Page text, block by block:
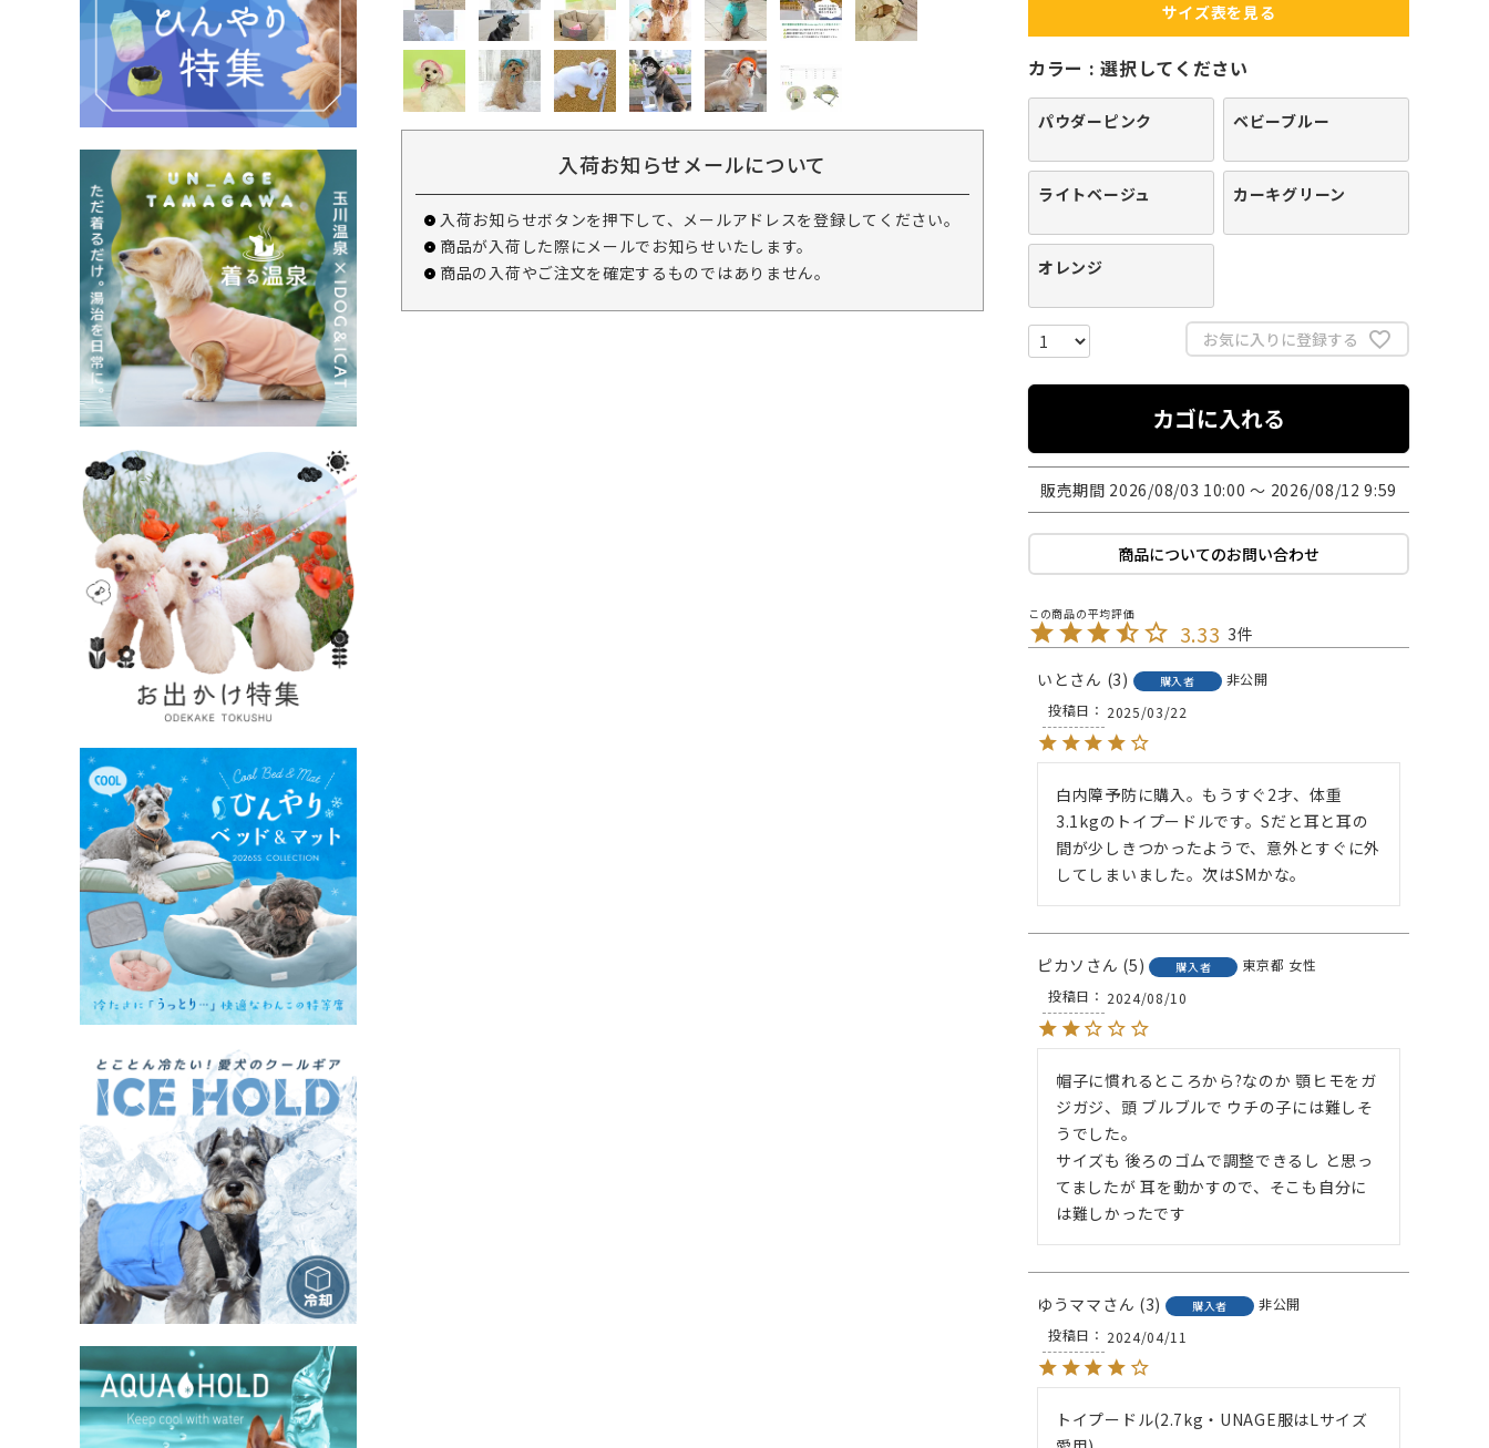
入荷お知らせメールについて
入荷お知らせボタンを押下して、メールアドレスを登録してください。
商品が入荷した際にメールでお知らせいたします。
商品の入荷やご注文を確定するものではありません。
サイズ表を見る
カラー 選択してください
パウダーピンク ベビーブルー
ライトベージュ カーキグリーン
オレンジ
お気に入りに登録する
カゴに入れる
販売期間 2026/08/03 10:00〜 2026/08/12 9:59
商品についてのお問い合わせ
3.33 3
いと 3 購入者
非公開
投稿日
2025/03/22
白内障予防に購入。もうすぐ2才、体重
3.1kgのトイプードルです。Sだと耳と耳の
間が少しきつかったようで、意外とすぐに外
してしまいました。次はSMかな。
ピカソ 5 購入者 東京都 女性
投稿日
2024/08/10
帽子に慣れるところから?なのか 顎ヒモをガ
ジガジ、頭 ブルブルで ウチの子には難しそ
うでした。
サイズも 後ろのゴムで調整できるし と思っ
てましたが 耳を動かすので、そこも自分に
は難しかったです
ゆうママ 3 購入者
非公開
投稿日
2024/04/11
トイプードル(2.7kg・UNAGE服はLサイズ